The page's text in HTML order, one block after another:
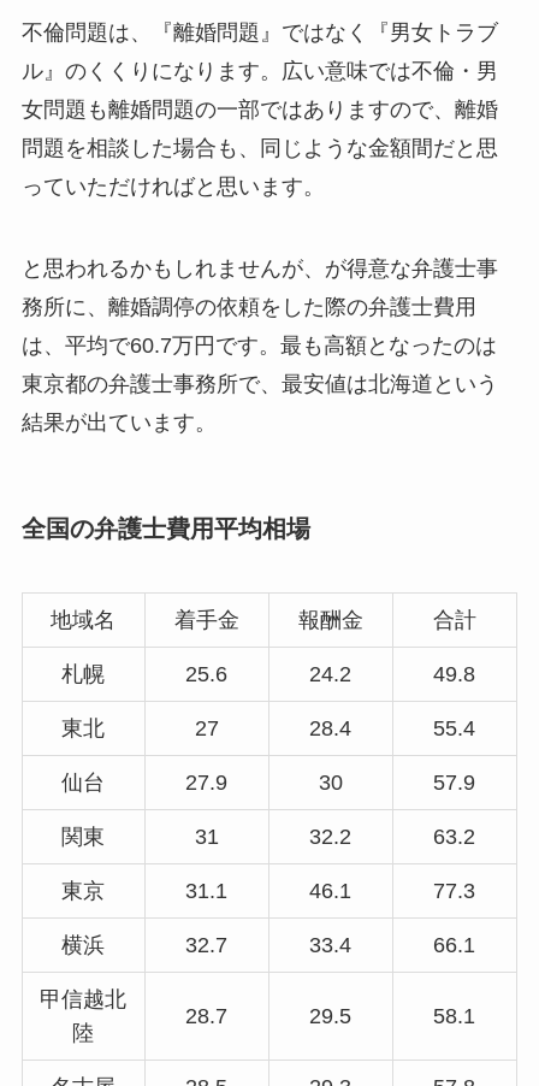
不倫問題は、『離婚問題』ではなく『男女トラブ
ル』のくくりになります。広い意味では不倫・男
女問題も離婚問題の一部ではありますので、離婚
問題を相談した場合も、同じような金額間だと思
っていただければと思います。
と思われるかもしれませんが、が得意な弁護士事
務所に、離婚調停の依頼をした際の弁護士費用
は、平均で60.7万円です。最も高額となったのは
東京都の弁護士事務所で、最安値は北海道という
結果が出ています。
全国の弁護士費用平均相場
地域名 着手金 報酬金 合計
札幌 25.6 24.2 49.8
東北 27 28.4 55.4
仙台 27.9 30 57.9
関東 31 32.2 63.2
東京 31.1 46.1 77.3
横浜 32.7 33.4 66.1
甲信越北
陸
28.7 29.5 58.1